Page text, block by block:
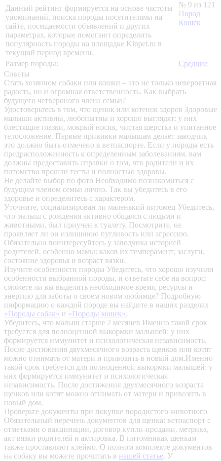
Данный рейтинг формируется на основе частоты
упоминаний, поиска породы посетителями на
сайте, посещаемости объявлений и других
параметрах, которые помогают определить
популярность породы на площадке Kinpet.ru в
текущий период времени.
№ 9 из 121
Пород
Кошек
Размер породы:
Средние
Советы
Стать хозяином собаки или кошки – это не только невероятная
радость, но и огромная ответственность. Как выбрать
будущего четвероного члена семьи?
Удостоверьтесь в том, что щенок или котенок здоров Здоровые
малыши активны, любопытны и хорошо выглядят: у них
блестящие глазки, мокрый носик, чистая шерстка и упитанное
телосложение. Первые прививки малышам делает заводчик –
это должно быть отмечено в ветпаспорте. Если у породы есть
предрасположенность к определенным заболеваниям, вам
должны предоставить справки о том, что родители и их
потомство прошли тесты и полностью здоровы.
Не делайте выбор по фото Необходимо познакомиться с
будущим членом семьи лично. Так вы убедитесь в его
здоровье и определитесь с характером.
Уточните, социализирован ли маленький питомец Убедитесь,
что малыш с рождения активно общался с людьми и
животными, был приучен к туалету. Посмотрите, не
проявляет ли он излишнюю пугливость или агрессию.
Обязательно поинтересуйтесь у заводчика историей
родителей, особенно мамы: каков их темперамент, заслуги,
состояние здоровья и возраст вязки.
Изучите особенности породы Убедитесь, что хорошо изучили
особенности выбранной породы, и ответьте себе на вопрос:
сможете ли вы выделить необходимое время, ресурсы и
энергию для заботы о своем новом любимце? Подробную
информацию о каждой породе вы найдете в наших разделах
«Породы собак» и «Породы кошек».
Убедитесь, что малыш старше 2 месяцев Именно такой срок
требуется для полноценной выкормки малышей: у них
формируется иммунитет и психологическая независимость.
После достижения двухмесячного возраста щенков или котят
можно отнимать от матери и привозить в новый дом.Именно
такой срок требуется для полноценной выкормки малышей: у
них формируется иммунитет и психологическая
независимость. После достижения двухмесячного возраста
щенков или котят можно отнимать от матери и привозить в
новый дом.
Проверьте документы при покупке породистого животного
Обязательный перечень документов для щенка: ветпаспорт с
отметками о вакцинации, договор купли-продажи, метрика,
акт вязки родителей и актировка. В питомниках щенкам
также проставляют клеймо. О полном комплекте документов
на собаку вы можете прочитать в нашей статье. У